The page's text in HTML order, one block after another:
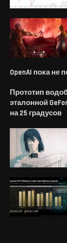
OpenAI пока не
Прототип
эталонной
на 25 градусов